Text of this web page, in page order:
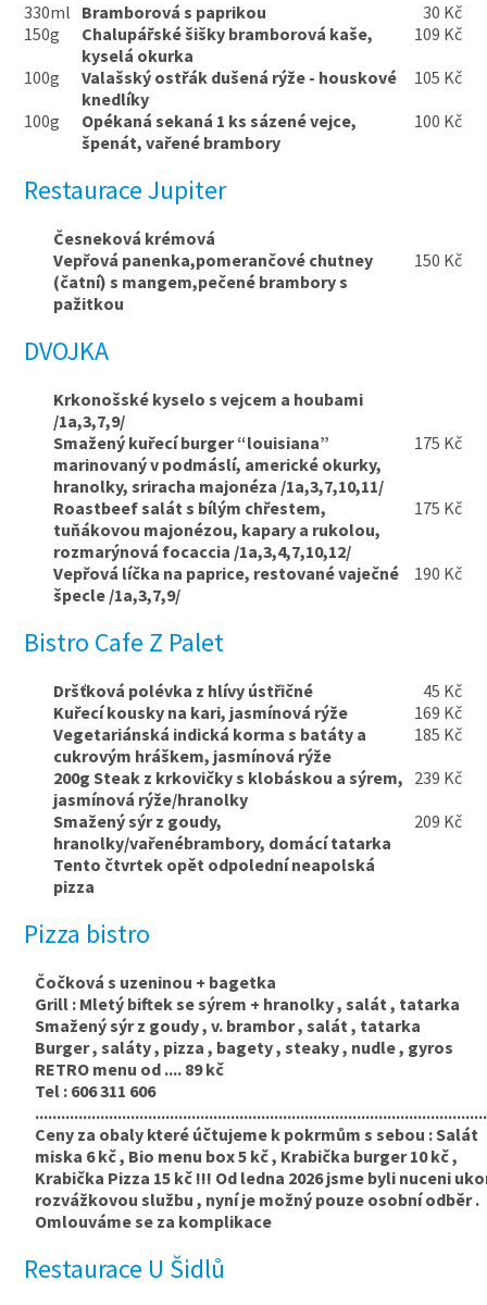
330ml Bramborová s paprikou
30 Kč
150g
Chalupářské šišky bramborová kaše,
kyselá okurka
109 Kč
100g
Valašský ostřák dušená rýže - houskové
knedlíky
105 Kč
100g
Opékaná sekaná 1 ks sázené vejce,
špenát, vařené brambory
100 Kč
Restaurace Jupiter
Česneková krémová
Vepřová panenka,pomerančové chutney
(čatní) s mangem,pečené brambory s
pažitkou
150 Kč
DVOJKA
Krkonošské kyselo s vejcem a houbami
/1a,3,7,9/
Smažený kuřecí burger “louisiana”
marinovaný v podmáslí, americké okurky,
hranolky, sriracha majonéza /1a,3,7,10,11/
175 Kč
Roastbeef salát s bílým chřestem,
tuňákovou majonézou, kapary a rukolou,
rozmarýnová focaccia /1a,3,4,7,10,12/
175 Kč
Vepřová líčka na paprice, restované vaječné
špecle /1a,3,7,9/
190 Kč
Bistro Cafe Z Palet
Dršťková polévka z hlívy ústřičné
45 Kč
Kuřecí kousky na kari, jasmínová rýže
169 Kč
Vegetariánská indická korma s batáty a
cukrovým hráškem, jasmínová rýže
185 Kč
200g Steak z krkovičky s klobáskou a sýrem,
jasmínová rýže/hranolky
239 Kč
Smažený sýr z goudy,
hranolky/vařenébrambory, domácí tatarka
209 Kč
Tento čtvrtek opět odpolední neapolská
pizza
Pizza bistro
Čočková s uzeninou + bagetka
Grill : Mletý biftek se sýrem + hranolky , salát , tatarka
Smažený sýr z goudy , v. brambor , salát , tatarka
Burger , saláty , pizza , bagety , steaky , nudle , gyros
RETRO menu od .... 89 kč
Tel : 606 311 606
Ceny za obaly které účtujeme k pokrmům s sebou : Salát
miska 6 kč , Bio menu box 5 kč , Krabička burger 10 kč ,
Krabička Pizza 15 kč !!! Od ledna 2026 jsme byli nuceni
rozvážkovou službu , nyní je možný pouze osobní odběr .
Omlouváme se za komplikace
Restaurace U Šidlů